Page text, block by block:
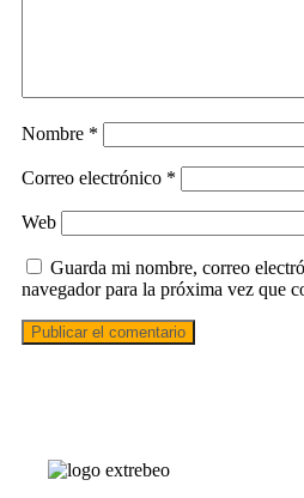
Nombre *
Correo electrónico *
Web
Guarda mi nombre, correo
navegador para la próxima vez que